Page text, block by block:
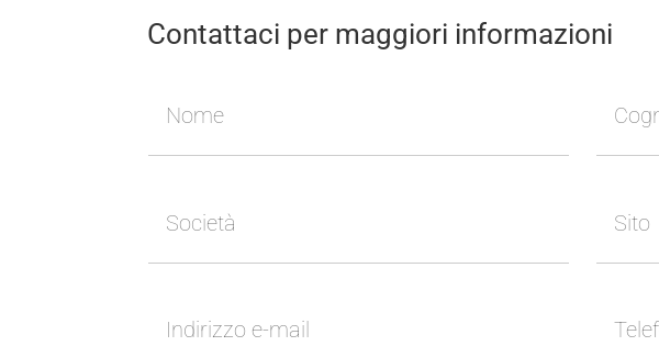
Contattaci per maggiori informazioni